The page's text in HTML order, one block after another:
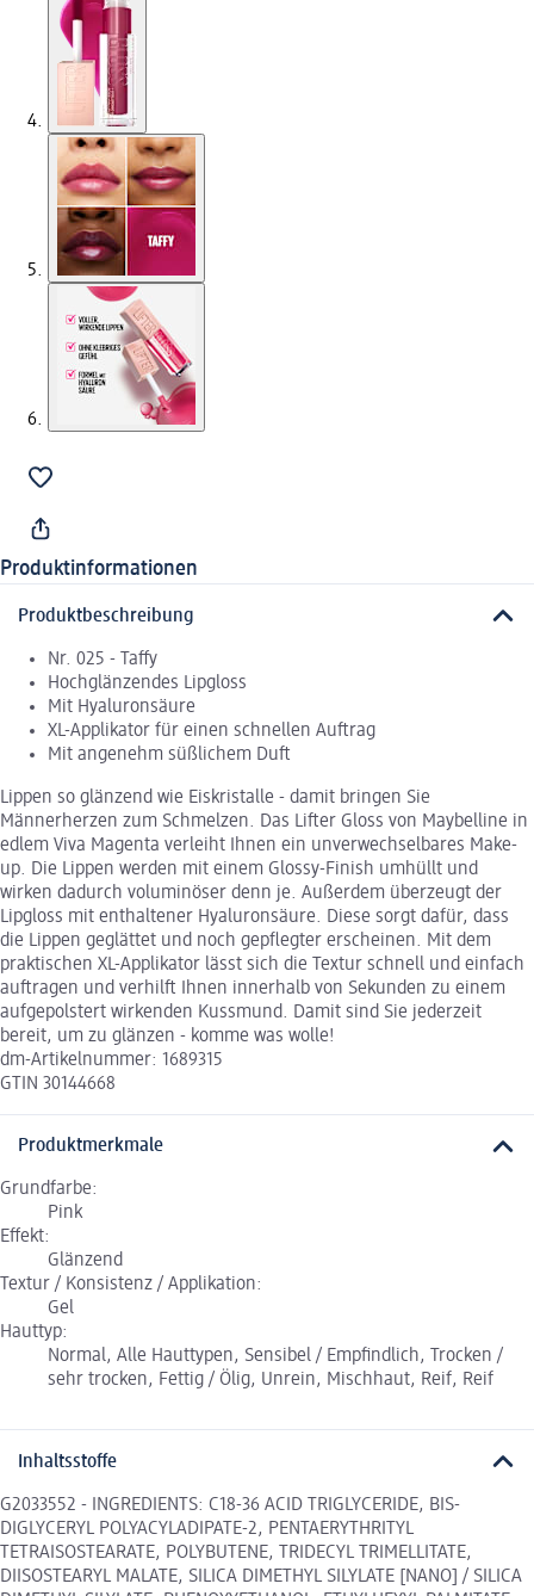
Produktinformationen
Produktbeschreibung
Nr. 025 - Taffy
Hochglänzendes Lipgloss
Mit Hyaluronsäure
XL-Applikator für einen schnellen Auftrag
Mit angenehm süßlichem Duft
Lippen so glänzend wie Eiskristalle - damit bringen Sie
Männerherzen zum Schmelzen. Das Lifter Gloss von Maybelline in
edlem Viva Magenta verleiht Ihnen ein unverwechselbares Make-
up. Die Lippen werden mit einem Glossy-Finish umhüllt und
wirken dadurch voluminöser denn je. Außerdem überzeugt der
Lipgloss mit enthaltener Hyaluronsäure. Diese sorgt dafür, dass
die Lippen geglättet und noch gepflegter erscheinen. Mit dem
praktischen XL-Applikator lässt sich die Textur schnell und einfach
auftragen und verhilft Ihnen innerhalb von Sekunden zu einem
aufgepolstert wirkenden Kussmund. Damit sind Sie jederzeit
bereit, um zu glänzen - komme was wolle!
dm-Artikelnummer: 1689315
GTIN 30144668
Produktmerkmale
Grundfarbe:
Pink
Effekt:
Glänzend
Textur / Konsistenz / Applikation:
Gel
Hauttyp:
Normal, Alle Hauttypen, Sensibel / Empfindlich, Trocken /
sehr trocken, Fettig / Ölig, Unrein, Mischhaut, Reif, Reif
Inhaltsstoffe
G2033552 - INGREDIENTS: C18-36 ACID TRIGLYCERIDE, BIS-
DIGLYCERYL POLYACYLADIPATE-2, PENTAERYTHRITYL
TETRAISOSTEARATE, POLYBUTENE, TRIDECYL TRIMELLITATE,
DIISOSTEARYL MALATE, SILICA DIMETHYL SILYLATE [NANO] / SILICA